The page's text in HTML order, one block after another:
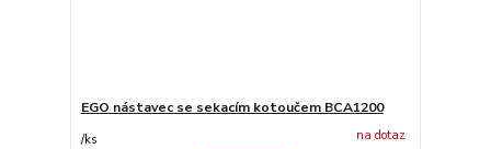
EGO nástavec se sekacím kotoučem BCA1200
/ks na dotaz